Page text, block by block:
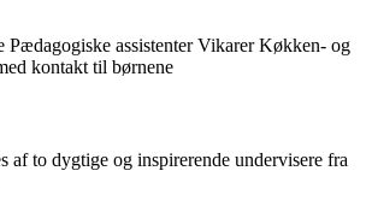
assistenter Vikarer Køkken- og
kontakt til børnene
af to dygtige og inspirerende undervisere fra